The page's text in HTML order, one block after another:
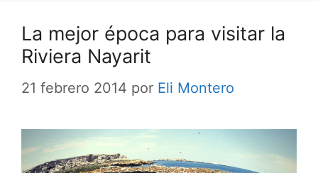
La mejor época para visitar la
Riviera Nayarit
21 febrero 2014 por Eli Montero